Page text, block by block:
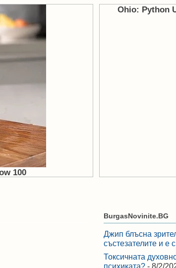
BurgasNovinite.BG
Джип блъсна
състезателите и е
Токсичната